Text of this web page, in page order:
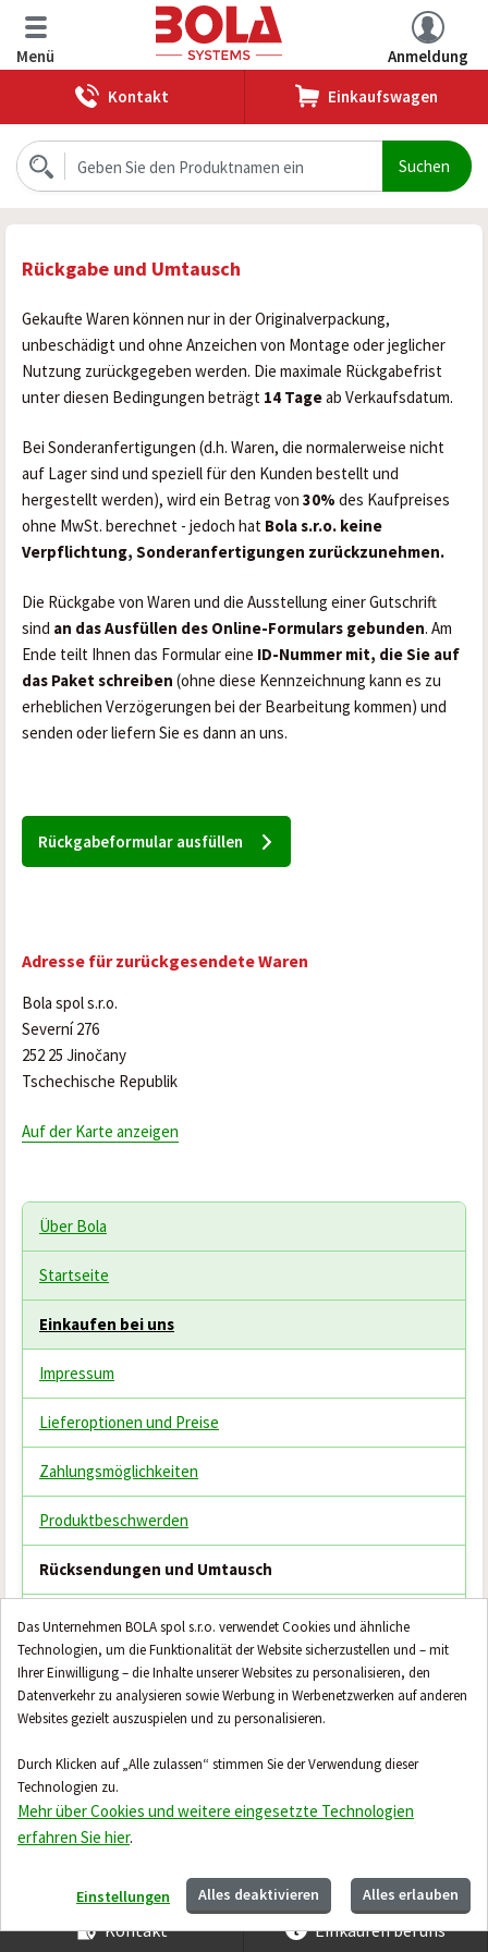
Das Unternehmen BOLA spol s.r.o. verwendet Cookies und ähnliche
Technologien, um die Funktionalität der Website sicherzustellen und – mit
Ihrer Einwilligung – die Inhalte unserer Websites zu personalisieren, den
Datenverkehr zu analysieren sowie Werbung in Werbenetzwerken auf anderen
Websites gezielt auszuspielen und zu personalisieren.
Durch Klicken auf „Alle zulassen“ stimmen Sie der Verwendung dieser
Technologien zu.
Mehr über Cookies und weitere eingesetzte Technologien
erfahren Sie hier.
Einstellungen Alles deaktivieren Alles erlauben
Menü
Anmeldung
Kontakt
Einkaufswagen
Rückgabe und Umtausch
Gekaufte Waren können nur in der Originalverpackung,
unbeschädigt und ohne Anzeichen von Montage oder jeglicher
Nutzung zurückgegeben werden. Die maximale Rückgabefrist
unter diesen Bedingungen beträgt 14 Tageab Verkaufsdatum.
Bei Sonderanfertigungen (d.h. Waren, die normalerweise nicht
auf Lager sind und speziell für den Kunden bestellt und
hergestellt werden), wird ein Betrag von 30% des Kaufpreises
ohne MwSt. berechnet - jedoch hat Bola s.r.o. keine
Verpflichtung, Sonderanfertigungen zurückzunehmen.
Die Rückgabe von Waren und die Ausstellung einer Gutschrift
sind an das Ausfüllen des Online-Formulars gebunden. Am
Ende teilt Ihnen das Formular eine ID-Nummer mit, die Sie auf
das Paket schreiben (ohne diese Kennzeichnung kann es zu
erheblichen Verzögerungen bei der Bearbeitung kommen) und
senden oder liefern Sie es dann an uns.
Rückgabeformular ausfüllen
Adresse für zurückgesendete Waren
Bola spol s.r.o.
Severní 276
252 25 Jinočany
Tschechische Republik
Auf der Karte anzeigen
Über Bola
Startseite
Einkaufen bei uns
Impressum
Lieferoptionen und Preise
Zahlungsmöglichkeiten
Produktbeschwerden
Rücksendungen und Umtausch
Rücksendungen und Reklamationen - Formular
Verarbeitung personenbezogener Daten
Kontaktieren Sie uns
Hilfe & Beratung
Allgemeine Geschäftsbedingungen
Kontakt Einkaufen bei uns